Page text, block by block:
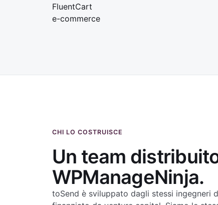
FluentCart
e-commerce
CHI LO COSTRUISCE
Un team
WPManageNinja.
toSend è sviluppato dagli stessi ingegneri